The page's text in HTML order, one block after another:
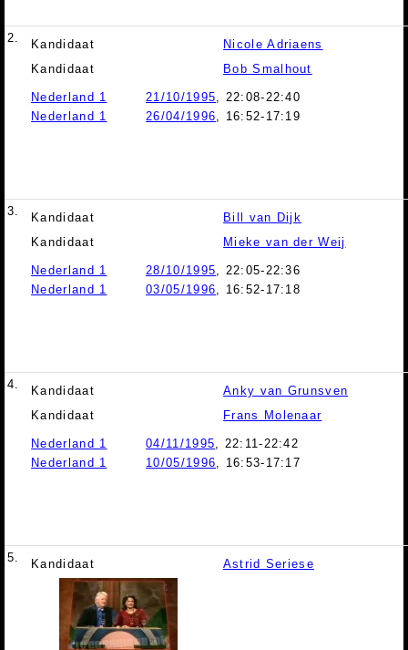
2. Kandidaat
Nicole Adriaens
Kandidaat
Bob Smalhout
Nederland 1 21/10/1995, 22:08-22:40
Nederland 1
26/04/1996, 16:52-17:19
3. Kandidaat
Bill van Dijk
Kandidaat
Mieke van der Weij
Nederland 1 28/10/1995, 22:05-22:36
Nederland 1
03/05/1996, 16:52-17:18
4. Kandidaat
Anky van Grunsven
Kandidaat
Frans Molenaar
Nederland 1 04/11/1995, 22:11-22:42
Nederland 1
10/05/1996, 16:53-17:17
5. Kandidaat Astrid Seriese